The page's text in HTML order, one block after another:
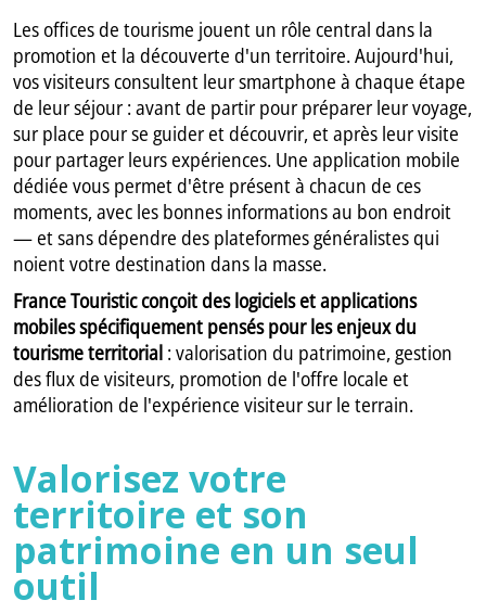
Les offices de tourisme jouent un rôle central dans la
promotion et la découverte d'un territoire. Aujourd'hui,
vos visiteurs consultent leur smartphone à chaque étape
de leur séjour : avant de partir pour préparer leur voyage,
sur place pour se guider et découvrir, et après leur visite
pour partager leurs expériences. Une application mobile
dédiée vous permet d'être présent à chacun de ces
moments, avec les bonnes informations au bon endroit
— et sans dépendre des plateformes généralistes qui
noient votre destination dans la masse.
France Touristic conçoit des logiciels et applications
mobiles spécifiquement pensés pour les enjeux du
tourisme territorial : valorisation du patrimoine, gestion
des flux de visiteurs, promotion de l'offre locale et
amélioration de l'expérience visiteur sur le terrain.
Valorisez votre
territoire et son
patrimoine en un seul
outil